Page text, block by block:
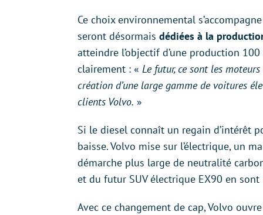
Ce choix environnemental
seront désormais dédiées à la
atteindre l’objectif d’une production 100
clairement : « Le futur, ce sont les
création d’une large gamme de voitures
clients Volvo. »
Si le diesel connaît un regain d’intérêt
baisse. Volvo mise sur l’électrique, un
démarche plus large de neutralité
et du futur SUV électrique EX90 en
Avec ce changement de cap, Volvo